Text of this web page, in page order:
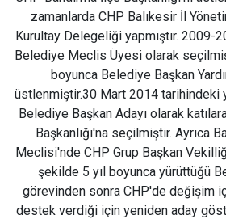
zamanlarda CHP Balıkesir İl
Kurultay Delegeliği yapmıştır. 2009-
Belediye Meclis Üyesi olarak
boyunca Belediye Başkan
üstlenmiştir.30 Mart 2014 tarihindeki
Belediye Başkan Adayı olarak
Başkanlığı'na seçilmiştir. Ayrıca
Meclisi'nde CHP Grup Başkan Vekilliği
şekilde 5 yıl boyunca yürüttüğü
görevinden sonra CHP'de değişim
destek verdiği için yeniden aday